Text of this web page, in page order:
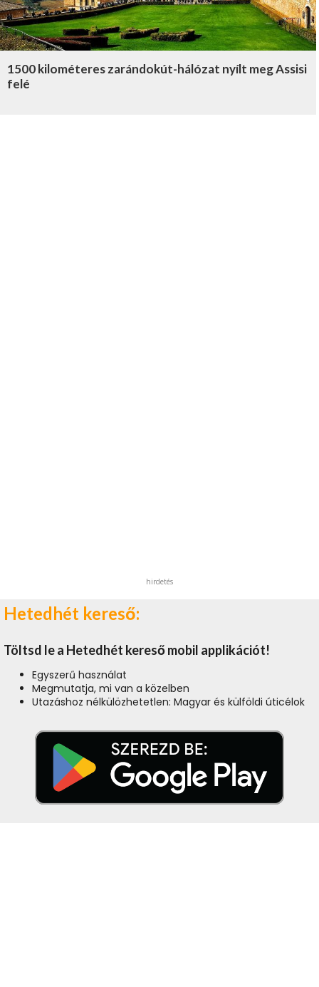
1500 kilométeres zarándokút-hálózat nyílt meg Assisi
felé
hirdetés
Hetedhét kereső:
Töltsd le a Hetedhét kereső mobil applikációt!
Egyszerű használat
Megmutatja, mi van a közelben
Utazáshoz nélkülözhetetlen: Magyar és külföldi úticélok